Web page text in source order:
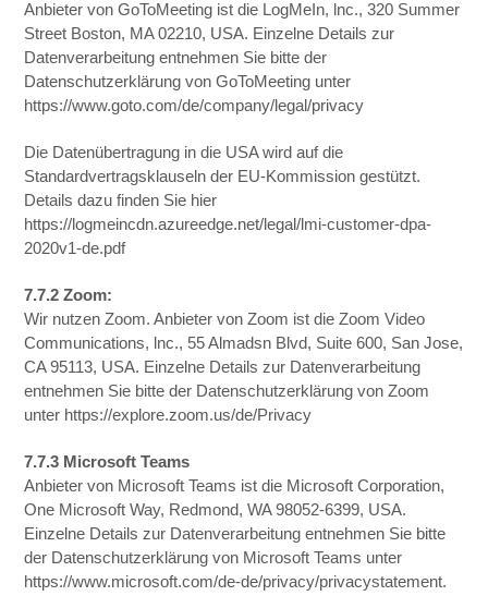
Anbieter von GoToMeeting ist die LogMeIn, lnc., 320 Summer
Street Boston, MA 02210, USA. Einzelne Details zur
Datenverarbeitung entnehmen Sie bitte der
Datenschutzerklärung von GoToMeeting unter
https://www.goto.com/de/company/legal/privacy
Die Datenübertragung in die USA wird auf die
Standardvertragsklauseln der EU-Kommission gestützt.
Details dazu finden Sie hier
https://logmeincdn.azureedge.net/legal/lmi-customer-dpa-
2020v1-de.pdf
7.7.2 Zoom:
Wir nutzen Zoom. Anbieter von Zoom ist die Zoom Video
Communications, lnc., 55 Almadsn Blvd, Suite 600, San Jose,
CA 95113, USA. Einzelne Details zur Datenverarbeitung
entnehmen Sie bitte der Datenschutzerklärung von Zoom
unter https://explore.zoom.us/de/Privacy
7.7.3 Microsoft Teams
Anbieter von Microsoft Teams ist die Microsoft Corporation,
One Microsoft Way, Redmond, WA 98052-6399, USA.
Einzelne Details zur Datenverarbeitung entnehmen Sie bitte
der Datenschutzerklärung von Microsoft Teams unter
https://www.microsoft.com/de-de/privacy/privacystatement.